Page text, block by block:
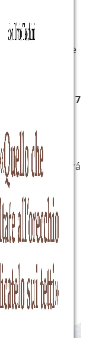
miembros de
y Nuevas
el
sábado 7
para
y en la
presidirá
al
6 de abril de